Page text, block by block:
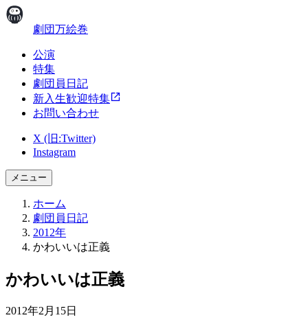
劇団万絵巻
公演
特集
劇団員日記
新入生歓迎特集
お問い合わせ
X (旧:Twitter)
Instagram
メニュー
ホーム
劇団員日記
2012年
かわいいは正義
かわいいは正義
2012年2月15日